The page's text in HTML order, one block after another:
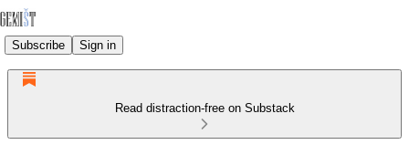
Subscribe Sign in
Read distraction-free on Substack